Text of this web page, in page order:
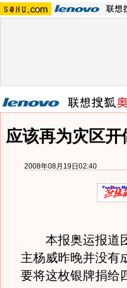
应该再为灾区
2008年08月19日02:40
本报奥运报道团
主杨威昨晚并没有
要将这枚银牌捐给